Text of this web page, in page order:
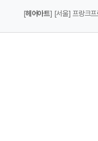
[헤어아트] [서울] 프랑크프